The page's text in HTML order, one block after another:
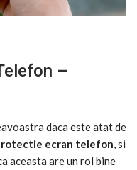
–
daca este atat de
ecran telefon , si
aceasta are un rol bine